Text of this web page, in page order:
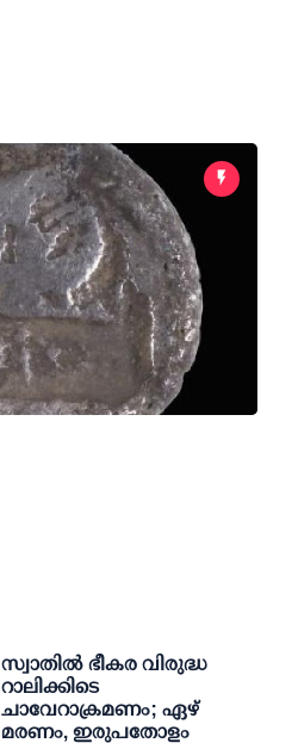
സ്വാതില്‍ ഭീകര വിരുദ്ധ
റാലിക്കിടെ
ചാവേറാക്രമണം; ഏഴ്
മരണം, ഇരുപതോളം